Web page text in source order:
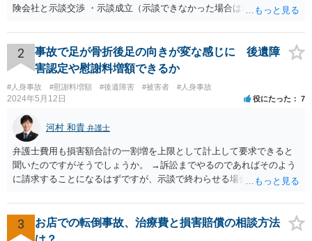
険会社と示談交渉 ・示談成立（示談できなかった場合は裁判） となり
加害者に対する処罰感情など尋ねられるはずですので、率直にお答え
になるとよいと思います。
2
事故で足が骨折後足の向きが変な感じに 後遺障
害認定や慰謝料増額できるか
#人身事故 #慰謝料増額 #後遺障害 #被害者 #人身事故
2024年5月12日 役にたった 7
河村 和貴 弁護士
弁護士費用も損害額合計の一割増を上限として計上して要求できると
聞いたのですがそうでしょうか。 →訴訟までやるのであればそのよう
に請求することになるはずですが、示談で終わらせる場合には、そこ
ならほとんど充足できるか多くが返ってくるイメージなので頼むのも
いいかなと思うのですが。 →LAC基準でもそうかもしれませんし、交
通事故事案ではより定額の費用としている法律事務所も多いように思
3
お店での転倒事故、治療費と損害賠償の相談方法